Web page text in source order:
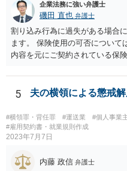
企業法務に強い弁護士
磯田 直也 弁護士
割り込み行為に過失がある場合
ます。 保険使用の可否につい
内容を元にご契約されている保
5 夫の横領による懲戒
#横領罪・背任罪 #運送業 #個人事業
#雇用契約書・就業規則作成
2023年7月7日
内藤 政信 弁護士